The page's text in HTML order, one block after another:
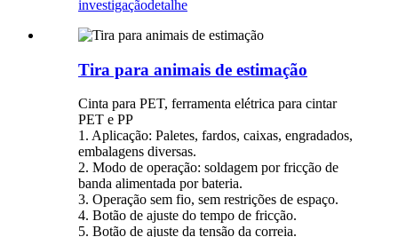
investigaçãodetalhe
Tira para animais de estimação
Cinta para PET, ferramenta elétrica para cintar
PET e PP
1. Aplicação: Paletes, fardos, caixas, engradados,
embalagens diversas.
2. Modo de operação: soldagem por fricção de
banda alimentada por bateria.
3. Operação sem fio, sem restrições de espaço.
4. Botão de ajuste do tempo de fricção.
5. Botão de ajuste da tensão da correia.